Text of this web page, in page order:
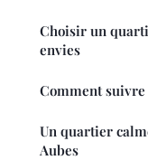
Choisir un
envies
Comment
Un quartier
Aubes